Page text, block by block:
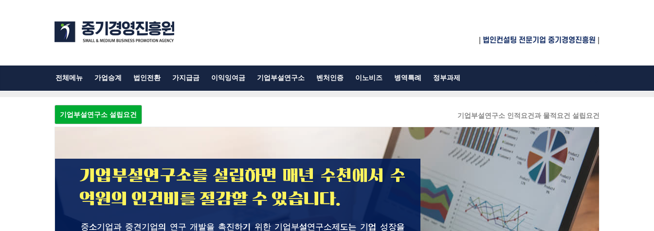
법인컨설팅 전문기업 중기경영진흥원
전체메뉴 가업승계 법인전환 가지급금 이익잉여금 기업부설연구소 벤처인증 이노비즈 병역특례 정부과제
기업부설연구소 인적요건과 물적요건 설립요건
기업부설연구소 설립요건
기업부설연구소를 설립하면 매년 수천에서 수
억원의 인건비를 절감할 수 있습니다.
중소기업과 중견기업의 연구 개발을 촉진하기 위한 기업부설연구소제도는 기업 성장을